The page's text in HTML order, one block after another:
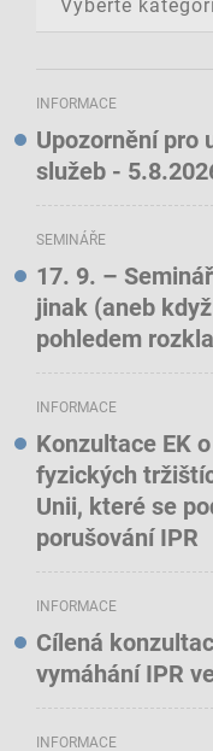
INFORMACE
Upozornění pro
služeb -
SEMINÁŘE
17. 9. –
jinak (aneb
pohledem
INFORMACE
Konzultace EK
fyzických
Unii, které se
porušování IPR
INFORMACE
Cílená
vymáhání IPR
INFORMACE